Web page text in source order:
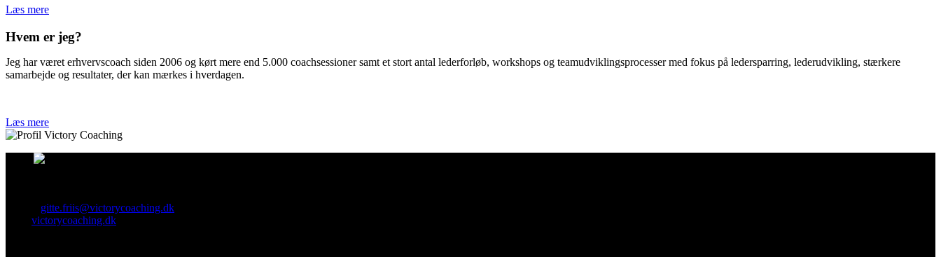
Læs mere
Hvem er jeg?
Jeg har været erhvervscoach siden 2006 og kørt mere end 5.000 coachsessioner samt et stort antal lederforløb, workshops og teamudviklingsprocesser med fokus på ledersparring, lederudvikling, stærkere
samarbejde og resultater, der kan mærkes i hverdagen.
Læs mere
gitte.friis@victorycoaching.dk
victorycoaching.dk